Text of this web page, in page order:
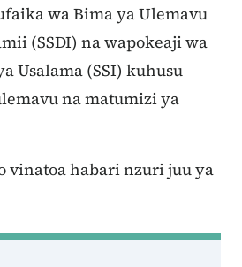
wa Bima ya Ulemavu
(SSDI) na wapokeaji wa
Usalama (SSI) kuhusu
na matumizi ya
vinatoa habari nzuri juu ya